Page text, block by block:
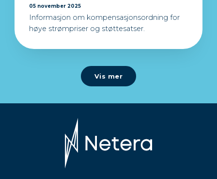
05 november 2025
Informasjon om kompensasjonsordning for
høye strømpriser og støttesatser.
Vis mer